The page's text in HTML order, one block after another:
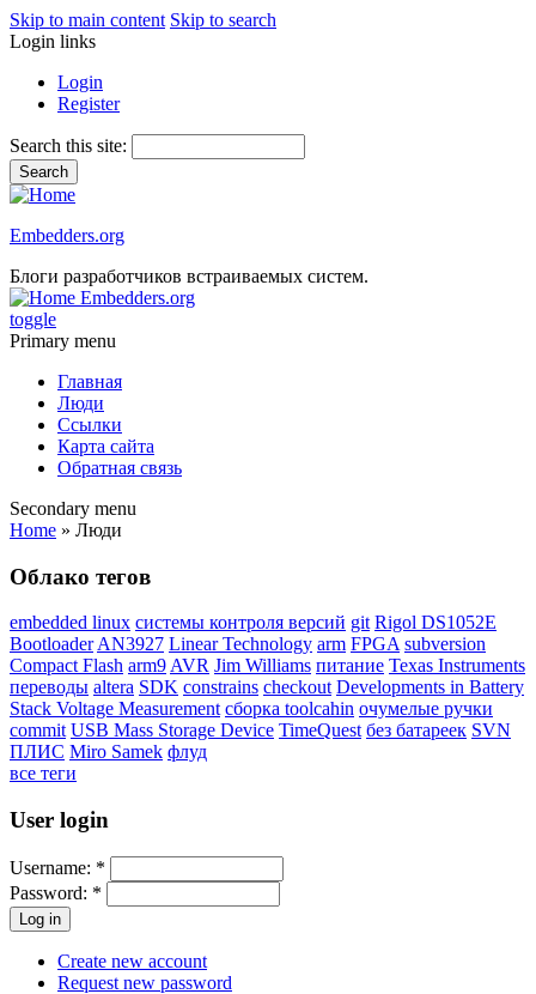
Skip to main content Skip to search
Login links
Login
Register
Search this site:
Embedders.org
Блоги разработчиков встраиваемых систем.
Embedders.org
toggle
Primary menu
Главная
Люди
Ссылки
Карта сайта
Обратная связь
Secondary menu
Home » Люди
Облако тегов
embedded linux системы контроля версий git Rigol DS1052E
BootloaderAN3927 Linear Technology arm FPGA subversion
Compact Flash arm9AVR Jim Williams питание Texas Instruments
переводы altera SDK constrains checkout Developments in Battery
Stack Voltage Measurement сборка toolcahin очумелые ручки
commit USB Mass Storage Device TimeQuest без батареек SVN
ПЛИС Miro Samek флуд
все теги
User login
Username: *
Password: *
Create new account
Request new password